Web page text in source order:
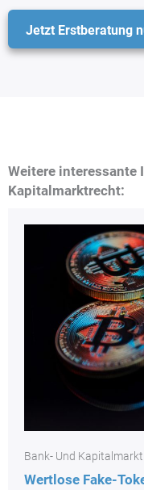
Jetzt Erstberatung
Weitere interessante
Kapitalmarktrecht:
Bank- Und
Wertlose Fake-